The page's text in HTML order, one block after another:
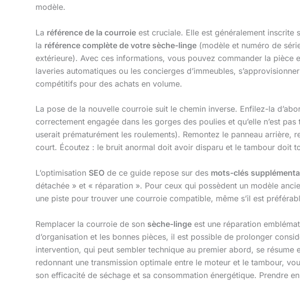
modèle.
La référence de la courroie est cruciale. Elle est généralement
la référence complète de votre sèche-linge (modèle et numéro de
extérieure). Avec ces informations, vous pouvez commander la pièce
laveries automatiques ou les concierges d’immeubles,
compétitifs pour des achats en volume.
La pose de la nouvelle courroie suit le chemin inverse. Enfilez-la
correctement engagée dans les gorges des poulies et qu’elle n’est
userait prématurément les roulements). Remontez le panneau
court. Écoutez : le bruit anormal doit avoir disparu et le tambour doit
L’optimisation SEO de ce guide repose sur des mots-clés
détachée » et « réparation ». Pour ceux qui possèdent un modèle
une piste pour trouver une courroie compatible, même s’il est
Remplacer la courroie de son sèche-linge est une réparation
d’organisation et les bonnes pièces, il est possible de prolonger
intervention, qui peut sembler technique au premier abord, se
redonnant une transmission optimale entre le moteur et le tambour,
son efficacité de séchage et sa consommation énergétique. Prendre